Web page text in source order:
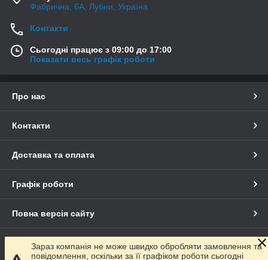
Фабрична, 6А, Лубни, Україна
Контакти
Сьогодні працює з 09:00 до 17:00
Показати весь графік роботи
Про нас
Контакти
Доставка та оплата
Графік роботи
Повна версія сайту
Сайт створено на маркетплейсі Prom.ua
Зараз компанія не може швидко обробляти замовлення та
повідомлення, оскільки за її графіком роботи сьогодні